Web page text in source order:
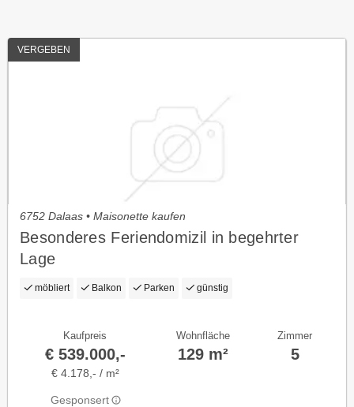
VERGEBEN
6752 Dalaas • Maisonette kaufen
Besonderes Feriendomizil in begehrter
Lage
möbliert Balkon Parken günstig
Kaufpreis
€ 539.000,-
€ 4.178,- / m²
Gesponsert
Wohnfläche
129 m²
Zimmer
5